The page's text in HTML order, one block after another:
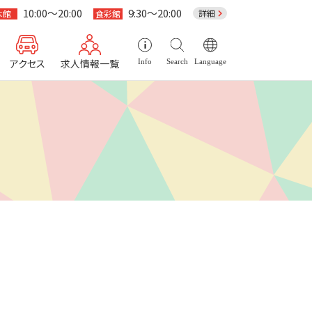
館 10:00～20:00 食彩館 9:30～20:00 詳細
アクセス 求人情報一覧 Info Search Language